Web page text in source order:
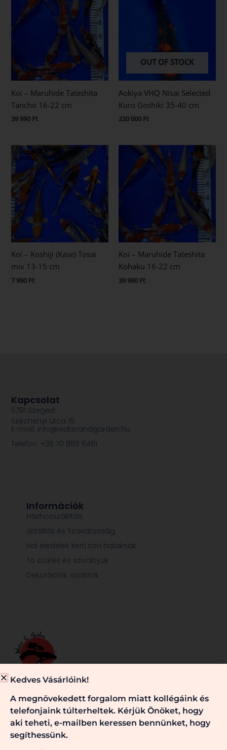
Koi – Maruhide Tateshita
Tancho 16-22 cm
39 990 Ft
OUT OF STOCK
Aokiya VHQ Nisai Selected
Kuro Goshiki 35-40 cm
220 000 Ft
Koi – Koshiji (Kase) Tosai
mix 13-15 cm
7 990 Ft
Koi – Maruhide Tateshita
Kohaku 16-22 cm
39 990 Ft
szükséges, nálunk megtalálható. Kérje véleményünket,
szaktanácsainkat! Keressen bennünket!
Információk
Házhozszállítás
Jótállás és Szavatosság
Hal eledelek kerti tavi halaknak
Tó szűrés és szivattyúk
Dekorációk, szobrok
Kapcsolat
6791 Szeged
Széchenyi utca 16.
E-mail: info@waterandgarden.hu
Telefon: +36 70 886 6461
Kedves Vásárlóink!
A megnövekedett forgalom miatt kollégáink és
telefonjaink túlterheltek. Kérjük Önöket, hogy
aki teheti, e-mailben keressen bennünket, hogy
segíthessünk.